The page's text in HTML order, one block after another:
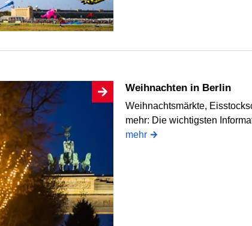
Weihnachten in Berlin
Weihnachtsmärkte,
mehr: Die wichtigsten
mehr